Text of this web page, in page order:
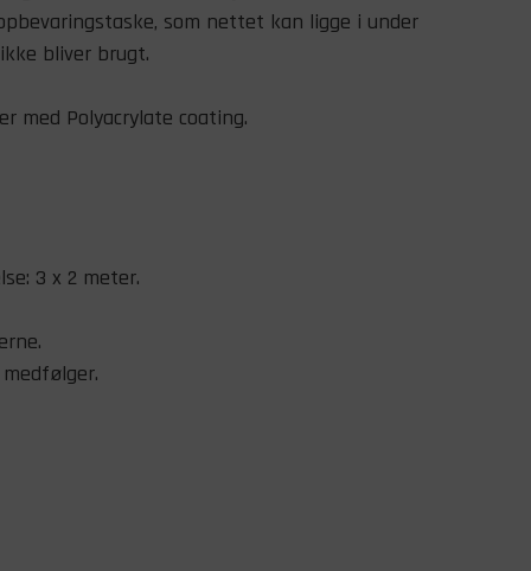
som nettet kan ligge i under
bliver brugt.
med Polyacrylate coating.
3 x 2 meter.